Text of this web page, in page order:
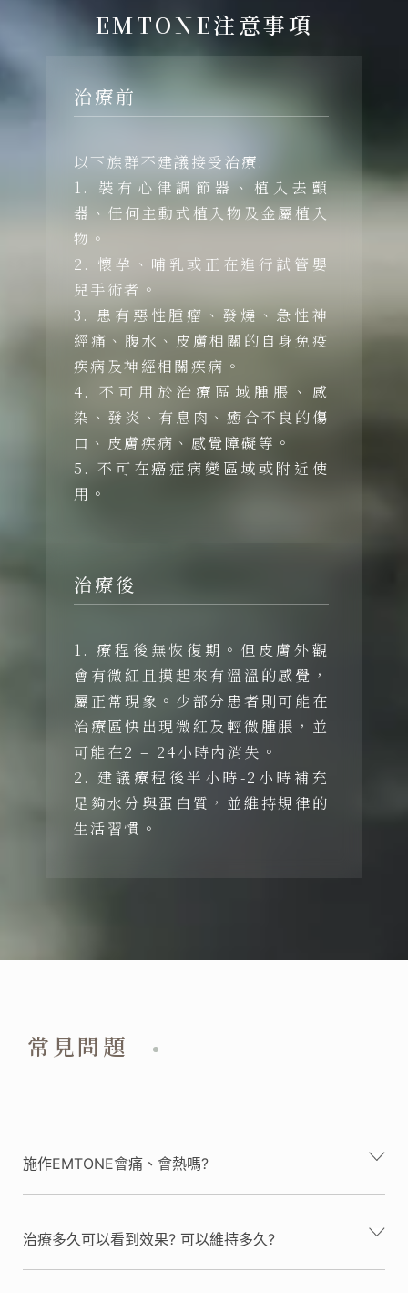
EMTONE注意事項
治療前
以下族群不建議接受治療:
1. 裝有心律調節器、植入去顫
器、任何主動式植入物及金屬植入
物。
2. 懷孕、哺乳或正在進行試管嬰
兒手術者。
3. 患有惡性腫瘤、發燒、急性神
經痛、腹水、皮膚相關的自身免疫
疾病及神經相關疾病。
4. 不可用於治療區域腫脹、感
染、發炎、有息肉、癒合不良的傷
口、皮膚疾病、感覺障礙等。
5. 不可在癌症病變區域或附近使
用。
治療後
1. 療程後無恢復期。但皮膚外觀
會有微紅且摸起來有溫溫的感覺，
屬正常現象。少部分患者則可能在
治療區快出現微紅及輕微腫脹，並
可能在2 – 24小時內消失。
2. 建議療程後半小時-2小時補充
足夠水分與蛋白質，並維持規律的
生活習慣。
常見問題
施作EMTONE會痛、會熱嗎?
治療多久可以看到效果? 可以維持多久?